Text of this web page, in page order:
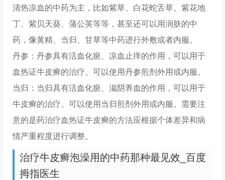
清热凉血的中药为主，比如紫草、白花蛇舌草、紫花地
丁、紫贝天葵、蒲公英等等，甚至还可以用润肤的中
药，像黄精、当归、甘草等中药进行外敷或者内服。
丹参：丹参具有活血化瘀、凉血止痒的作用，可以用于
血热证牛皮癣的治疗。可以使用丹参煎剂外用或内服。
当归：当归具有活血化瘀、滋阴养血的作用，可以用于
牛皮癣的治疗。可以使用当归煎剂外用或内服。需要注
意的是药治疗血热证牛皮癣的方法应根据个体差异和病
情严重程度进行调整。
治疗牛皮癣泡澡用的中药那种最见效_百度
拇指医生